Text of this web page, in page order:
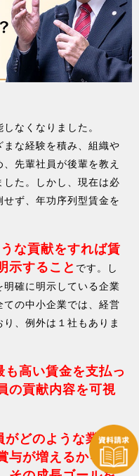
なくなりました。
な経験を積み、組織や
先輩社員が後輩を教え
た。しかし、現在は必
ず、年功序列型賃金を
な貢献をすれば賃
示すること です。し
確に明示している企業
の中小企業では、経営
、例外は１社もありま
高い賃金を支払っ
の貢献内容を可視
がどのような業務を
与が増えるかを可